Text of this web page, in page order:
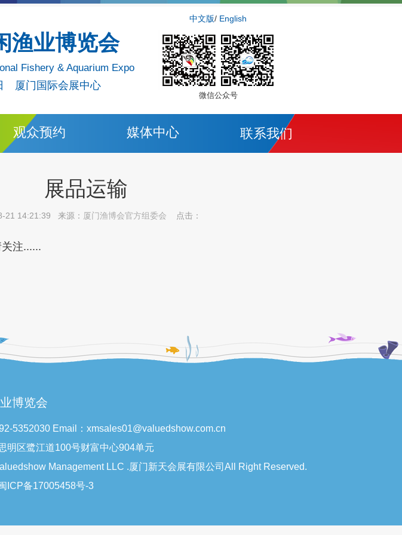
渔业博览会
Fishery & Aquarium Expo
厦门国际会展中心
中文版/ English
微信公众号
观众预约 媒体中心 联系我们
展品运输
21 14:21:39 来源： 厦门渔博会官方组委会 点击：
注......
博览会
5352030 Email：xmsales01@valuedshow.com.cn
明区鹭江道100号财富中心904单元
Management LLC .厦门新天会展有限公司All Right Reserved.
ICP备17005458号-3